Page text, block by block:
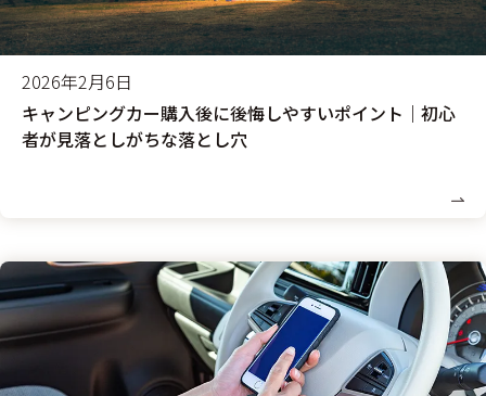
2026年2月6日
キャンピングカー購入後に後悔しやすいポイント｜初心
者が見落としがちな落とし穴